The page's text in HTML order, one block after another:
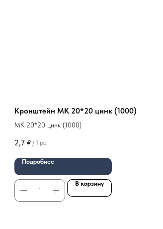
Кронштейн МК 20*20 цинк (1000)
МК 20*20 цинк (1000)
2,7 ₽ / 1 pc
Подробнее
В корзину